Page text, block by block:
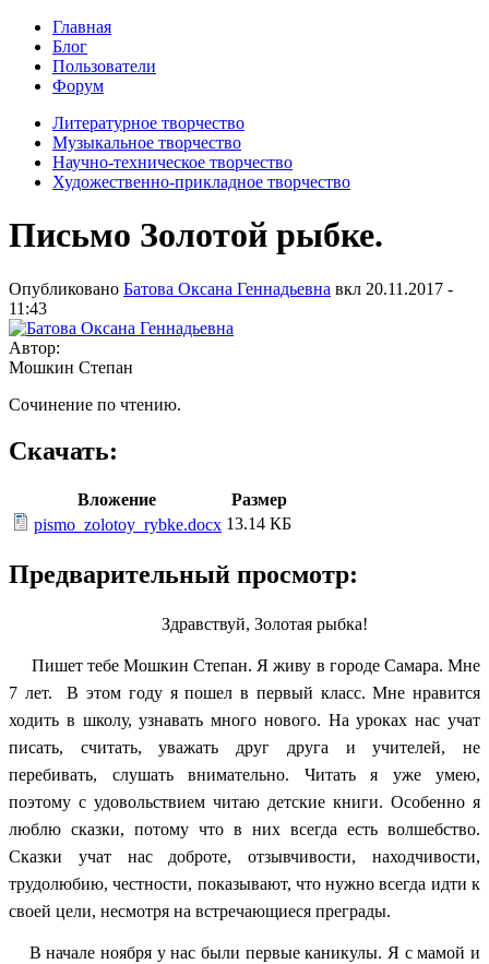
Главная
Блог
Пользователи
Форум
Литературное творчество
Музыкальное творчество
Научно-техническое творчество
Художественно-прикладное творчество
Письмо Золотой рыбке.
Опубликовано Батова Оксана Геннадьевна вкл 20.11.2017 -
11:43
Автор:
Мошкин Степан
Сочинение по чтению.
Скачать:
Вложение
Размер
pismo_zolotoy_rybke.docx 13.14 КБ
Предварительный просмотр:
Здравствуй, Золотая рыбка!
Пишет тебе Мошкин Степан. Я живу в городе Самара. Мне
7 лет. В этом году я пошел в первый класс. Мне нравится
ходить в школу, узнавать много нового. На уроках нас учат
писать, считать, уважать друг друга и учителей, не
перебивать, слушать внимательно. Читать я уже умею,
поэтому с удовольствием читаю детские книги. Особенно я
люблю сказки, потому что в них всегда есть волшебство.
Сказки учат нас доброте, отзывчивости, находчивости,
трудолюбию, честности, показывают, что нужно всегда идти к
своей цели, несмотря на встречающиеся преграды.
В начале ноября у нас были первые каникулы. Я с мамой и